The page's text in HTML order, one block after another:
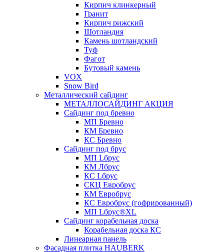
Кирпич клинкерный
Гранит
Кирпич рижский
Шотландия
Камень шотландский
Туф
Фагот
Бутовый камень
VOX
Snow Bird
Металлический сайдинг
МЕТАЛЛОСАЙДИНГ АКЦИЯ
Сайдинг под бревно
МП Бревно
КМ Бревно
КС Бревно
Сайдинг под брус
МП Lбрус
КМ Лбрус
КС Lбрус
СКЦ Евробрус
КМ Евробрус
КС Евробрус (гофрированный)
МП Lбрус®XL
Сайдинг корабельная доска
Корабельная доска КС
Линеарная панель
Фасадная плитка HAUBERK